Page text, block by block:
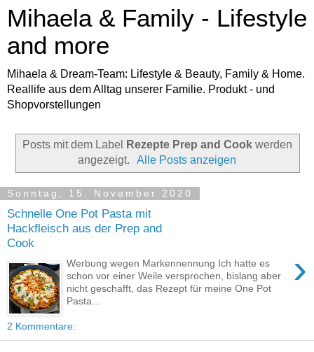
Mihaela & Family - Lifestyle
and more
Mihaela & Dream-Team: Lifestyle & Beauty, Family & Home.
Reallife aus dem Alltag unserer Familie. Produkt - und
Shopvorstellungen
Posts mit dem Label Rezepte Prep and Cookwerden
angezeigt.
Alle Posts anzeigen
Sonntag, 15. November 2020
Schnelle One Pot Pasta mit
Hackfleisch aus der Prep and
Cook
›
Werbung wegen Markennennung Ich hatte es
schon vor einer Weile versprochen, bislang aber
nicht geschafft, das Rezept für meine One Pot
Pasta...
2 Kommentare: